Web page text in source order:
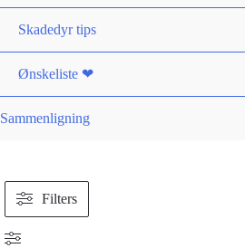
Skadedyr tips
Ønskeliste ❤
Sammenligning
Filters